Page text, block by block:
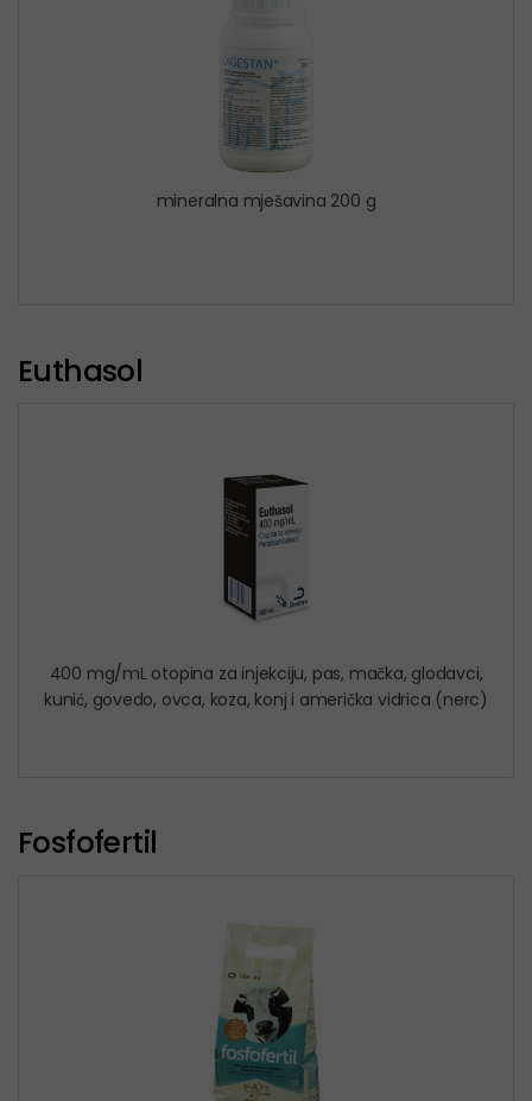
mineralna mješavina 200 g
Euthasol
400 mg/mL otopina za injekciju, pas, mačka, glodavci,
kunić, govedo, ovca, koza, konj i američka vidrica (nerc)
Fosfofertil